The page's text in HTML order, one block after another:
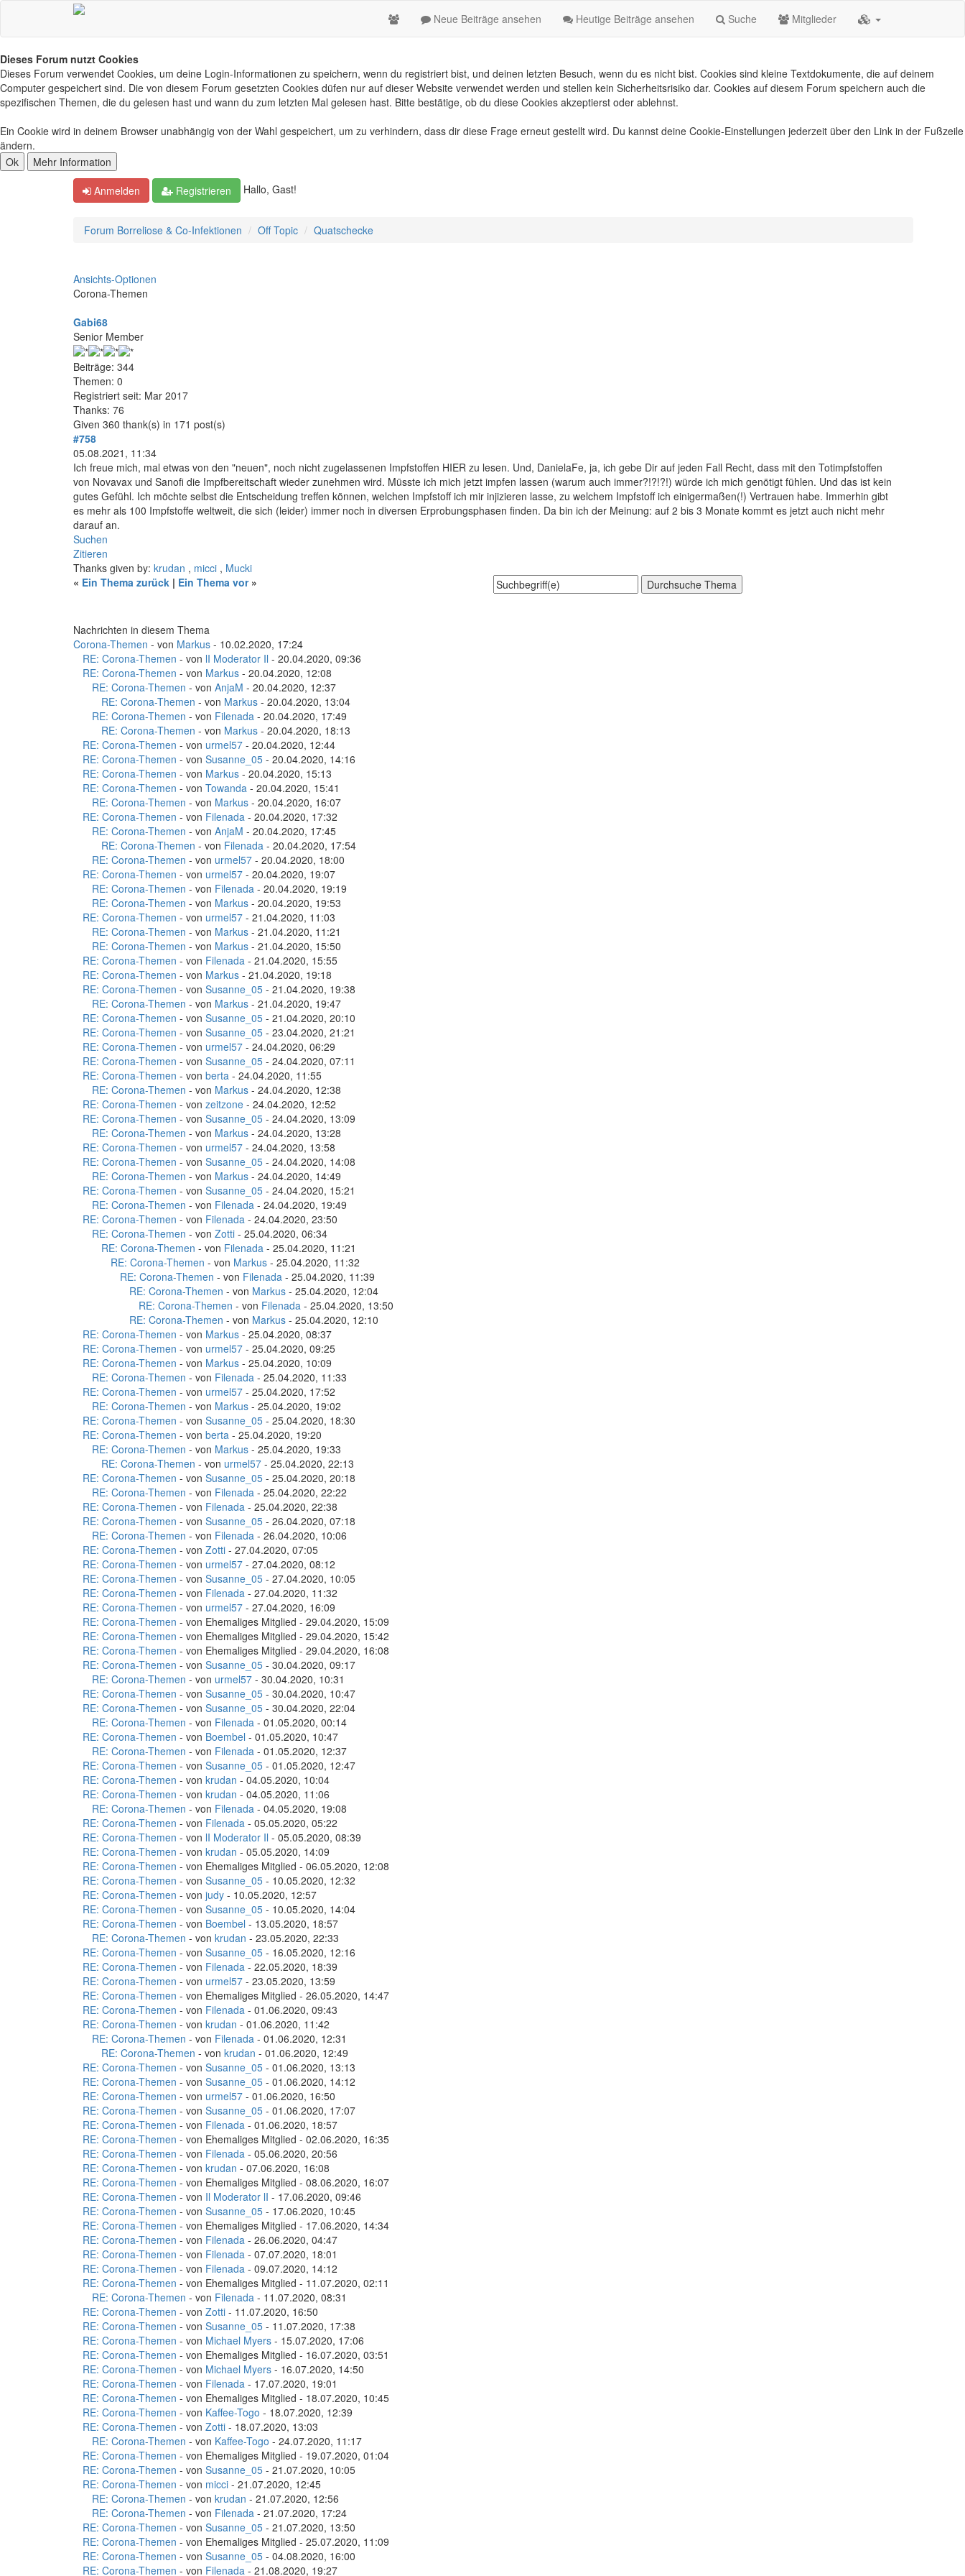
Neue Beiträge ansehen Heutige Beiträge ansehen Suche Mitglieder
Dieses Forum nutzt Cookies
Dieses Forum verwendet Cookies, um deine Login-Informationen zu speichern, wenn du registriert bist, und deinen letzten Besuch, wenn du es nicht bist. Cookies sind kleine Textdokumente, die auf deinem
Computer gespeichert sind. Die von diesem Forum gesetzten Cookies düfen nur auf dieser Website verwendet werden und stellen kein Sicherheitsrisiko dar. Cookies auf diesem Forum speichern auch die
spezifischen Themen, die du gelesen hast und wann du zum letzten Mal gelesen hast. Bitte bestätige, ob du diese Cookies akzeptierst oder ablehnst.
Ein Cookie wird in deinem Browser unabhängig von der Wahl gespeichert, um zu verhindern, dass dir diese Frage erneut gestellt wird. Du kannst deine Cookie-Einstellungen jederzeit über den Link in der Fußzeile
ändern.
Anmelden Registrieren Hallo, Gast!
Forum Borreliose & Co-Infektionen Off Topic Quatschecke
Ansichts-Optionen
Corona-Themen
Gabi68
Senior Member
Beiträge: 344
Themen: 0
Registriert seit: Mar 2017
Thanks: 76
Given 360 thank(s) in 171 post(s)
#758
05.08.2021, 11:34
Ich freue mich, mal etwas von den "neuen", noch nicht zugelassenen Impfstoffen HIER zu lesen. Und, DanielaFe, ja, ich gebe Dir auf jeden Fall Recht, dass mit den Totimpfstoffen
von Novavax und Sanofi die Impfbereitschaft wieder zunehmen wird. Müsste ich mich jetzt impfen lassen (warum auch immer?!?!?!) würde ich mich genötigt fühlen. Und das ist kein
gutes Gefühl. Ich möchte selbst die Entscheidung treffen können, welchen Impfstoff ich mir injizieren lasse, zu welchem Impfstoff ich einigermaßen(!) Vertrauen habe. Immerhin gibt
es mehr als 100 Impfstoffe weltweit, die sich (leider) immer noch in diversen Erprobungsphasen finden. Da bin ich der Meinung: auf 2 bis 3 Monate kommt es jetzt auch nicht mehr
darauf an.
Suchen
Zitieren
Thanks given by: krudan , micci , Mucki
« Ein Thema zurück | Ein Thema vor»
Nachrichten in diesem Thema
Corona-Themen - von Markus - 10.02.2020, 17:24
RE: Corona-Themen - von lI Moderator Il - 20.04.2020, 09:36
RE: Corona-Themen - von Markus - 20.04.2020, 12:08
RE: Corona-Themen - von AnjaM - 20.04.2020, 12:37
RE: Corona-Themen - von Markus - 20.04.2020, 13:04
RE: Corona-Themen - von Filenada - 20.04.2020, 17:49
RE: Corona-Themen - von Markus - 20.04.2020, 18:13
RE: Corona-Themen - von urmel57 - 20.04.2020, 12:44
RE: Corona-Themen - von Susanne_05 - 20.04.2020, 14:16
RE: Corona-Themen - von Markus - 20.04.2020, 15:13
RE: Corona-Themen - von Towanda - 20.04.2020, 15:41
RE: Corona-Themen - von Markus - 20.04.2020, 16:07
RE: Corona-Themen - von Filenada - 20.04.2020, 17:32
RE: Corona-Themen - von AnjaM - 20.04.2020, 17:45
RE: Corona-Themen - von Filenada - 20.04.2020, 17:54
RE: Corona-Themen - von urmel57 - 20.04.2020, 18:00
RE: Corona-Themen - von urmel57 - 20.04.2020, 19:07
RE: Corona-Themen - von Filenada - 20.04.2020, 19:19
RE: Corona-Themen - von Markus - 20.04.2020, 19:53
RE: Corona-Themen - von urmel57 - 21.04.2020, 11:03
RE: Corona-Themen - von Markus - 21.04.2020, 11:21
RE: Corona-Themen - von Markus - 21.04.2020, 15:50
RE: Corona-Themen - von Filenada - 21.04.2020, 15:55
RE: Corona-Themen - von Markus - 21.04.2020, 19:18
RE: Corona-Themen - von Susanne_05 - 21.04.2020, 19:38
RE: Corona-Themen - von Markus - 21.04.2020, 19:47
RE: Corona-Themen - von Susanne_05 - 21.04.2020, 20:10
RE: Corona-Themen - von Susanne_05 - 23.04.2020, 21:21
RE: Corona-Themen - von urmel57 - 24.04.2020, 06:29
RE: Corona-Themen - von Susanne_05 - 24.04.2020, 07:11
RE: Corona-Themen - von berta - 24.04.2020, 11:55
RE: Corona-Themen - von Markus - 24.04.2020, 12:38
RE: Corona-Themen - von zeitzone - 24.04.2020, 12:52
RE: Corona-Themen - von Susanne_05 - 24.04.2020, 13:09
RE: Corona-Themen - von Markus - 24.04.2020, 13:28
RE: Corona-Themen - von urmel57 - 24.04.2020, 13:58
RE: Corona-Themen - von Susanne_05 - 24.04.2020, 14:08
RE: Corona-Themen - von Markus - 24.04.2020, 14:49
RE: Corona-Themen - von Susanne_05 - 24.04.2020, 15:21
RE: Corona-Themen - von Filenada - 24.04.2020, 19:49
RE: Corona-Themen - von Filenada - 24.04.2020, 23:50
RE: Corona-Themen - von Zotti - 25.04.2020, 06:34
RE: Corona-Themen - von Filenada - 25.04.2020, 11:21
RE: Corona-Themen - von Markus - 25.04.2020, 11:32
RE: Corona-Themen - von Filenada - 25.04.2020, 11:39
RE: Corona-Themen - von Markus - 25.04.2020, 12:04
RE: Corona-Themen - von Filenada - 25.04.2020, 13:50
RE: Corona-Themen - von Markus - 25.04.2020, 12:10
RE: Corona-Themen - von Markus - 25.04.2020, 08:37
RE: Corona-Themen - von urmel57 - 25.04.2020, 09:25
RE: Corona-Themen - von Markus - 25.04.2020, 10:09
RE: Corona-Themen - von Filenada - 25.04.2020, 11:33
RE: Corona-Themen - von urmel57 - 25.04.2020, 17:52
RE: Corona-Themen - von Markus - 25.04.2020, 19:02
RE: Corona-Themen - von Susanne_05 - 25.04.2020, 18:30
RE: Corona-Themen - von berta - 25.04.2020, 19:20
RE: Corona-Themen - von Markus - 25.04.2020, 19:33
RE: Corona-Themen - von urmel57 - 25.04.2020, 22:13
RE: Corona-Themen - von Susanne_05 - 25.04.2020, 20:18
RE: Corona-Themen - von Filenada - 25.04.2020, 22:22
RE: Corona-Themen - von Filenada - 25.04.2020, 22:38
RE: Corona-Themen - von Susanne_05 - 26.04.2020, 07:18
RE: Corona-Themen - von Filenada - 26.04.2020, 10:06
RE: Corona-Themen - von Zotti - 27.04.2020, 07:05
RE: Corona-Themen - von urmel57 - 27.04.2020, 08:12
RE: Corona-Themen - von Susanne_05 - 27.04.2020, 10:05
RE: Corona-Themen - von Filenada - 27.04.2020, 11:32
RE: Corona-Themen - von urmel57 - 27.04.2020, 16:09
RE: Corona-Themen - von Ehemaliges Mitglied - 29.04.2020, 15:09
RE: Corona-Themen - von Ehemaliges Mitglied - 29.04.2020, 15:42
RE: Corona-Themen - von Ehemaliges Mitglied - 29.04.2020, 16:08
RE: Corona-Themen - von Susanne_05 - 30.04.2020, 09:17
RE: Corona-Themen - von urmel57 - 30.04.2020, 10:31
RE: Corona-Themen - von Susanne_05 - 30.04.2020, 10:47
RE: Corona-Themen - von Susanne_05 - 30.04.2020, 22:04
RE: Corona-Themen - von Filenada - 01.05.2020, 00:14
RE: Corona-Themen - von Boembel - 01.05.2020, 10:47
RE: Corona-Themen - von Filenada - 01.05.2020, 12:37
RE: Corona-Themen - von Susanne_05 - 01.05.2020, 12:47
RE: Corona-Themen - von krudan - 04.05.2020, 10:04
RE: Corona-Themen - von krudan - 04.05.2020, 11:06
RE: Corona-Themen - von Filenada - 04.05.2020, 19:08
RE: Corona-Themen - von Filenada - 05.05.2020, 05:22
RE: Corona-Themen - von lI Moderator Il - 05.05.2020, 08:39
RE: Corona-Themen - von krudan - 05.05.2020, 14:09
RE: Corona-Themen - von Ehemaliges Mitglied - 06.05.2020, 12:08
RE: Corona-Themen - von Susanne_05 - 10.05.2020, 12:32
RE: Corona-Themen - von judy - 10.05.2020, 12:57
RE: Corona-Themen - von Susanne_05 - 10.05.2020, 14:04
RE: Corona-Themen - von Boembel - 13.05.2020, 18:57
RE: Corona-Themen - von krudan - 23.05.2020, 22:33
RE: Corona-Themen - von Susanne_05 - 16.05.2020, 12:16
RE: Corona-Themen - von Filenada - 22.05.2020, 18:39
RE: Corona-Themen - von urmel57 - 23.05.2020, 13:59
RE: Corona-Themen - von Ehemaliges Mitglied - 26.05.2020, 14:47
RE: Corona-Themen - von Filenada - 01.06.2020, 09:43
RE: Corona-Themen - von krudan - 01.06.2020, 11:42
RE: Corona-Themen - von Filenada - 01.06.2020, 12:31
RE: Corona-Themen - von krudan - 01.06.2020, 12:49
RE: Corona-Themen - von Susanne_05 - 01.06.2020, 13:13
RE: Corona-Themen - von Susanne_05 - 01.06.2020, 14:12
RE: Corona-Themen - von urmel57 - 01.06.2020, 16:50
RE: Corona-Themen - von Susanne_05 - 01.06.2020, 17:07
RE: Corona-Themen - von Filenada - 01.06.2020, 18:57
RE: Corona-Themen - von Ehemaliges Mitglied - 02.06.2020, 16:35
RE: Corona-Themen - von Filenada - 05.06.2020, 20:56
RE: Corona-Themen - von krudan - 07.06.2020, 16:08
RE: Corona-Themen - von Ehemaliges Mitglied - 08.06.2020, 16:07
RE: Corona-Themen - von Il Moderator lI - 17.06.2020, 09:46
RE: Corona-Themen - von Susanne_05 - 17.06.2020, 10:45
RE: Corona-Themen - von Ehemaliges Mitglied - 17.06.2020, 14:34
RE: Corona-Themen - von Filenada - 26.06.2020, 04:47
RE: Corona-Themen - von Filenada - 07.07.2020, 18:01
RE: Corona-Themen - von Filenada - 09.07.2020, 14:12
RE: Corona-Themen - von Ehemaliges Mitglied - 11.07.2020, 02:11
RE: Corona-Themen - von Filenada - 11.07.2020, 08:31
RE: Corona-Themen - von Zotti - 11.07.2020, 16:50
RE: Corona-Themen - von Susanne_05 - 11.07.2020, 17:38
RE: Corona-Themen - von Michael Myers - 15.07.2020, 17:06
RE: Corona-Themen - von Ehemaliges Mitglied - 16.07.2020, 03:51
RE: Corona-Themen - von Michael Myers - 16.07.2020, 14:50
RE: Corona-Themen - von Filenada - 17.07.2020, 19:01
RE: Corona-Themen - von Ehemaliges Mitglied - 18.07.2020, 10:45
RE: Corona-Themen - von Kaffee-Togo - 18.07.2020, 12:39
RE: Corona-Themen - von Zotti - 18.07.2020, 13:03
RE: Corona-Themen - von Kaffee-Togo - 24.07.2020, 11:17
RE: Corona-Themen - von Ehemaliges Mitglied - 19.07.2020, 01:04
RE: Corona-Themen - von Susanne_05 - 21.07.2020, 10:05
RE: Corona-Themen - von micci - 21.07.2020, 12:45
RE: Corona-Themen - von krudan - 21.07.2020, 12:56
RE: Corona-Themen - von Filenada - 21.07.2020, 17:24
RE: Corona-Themen - von Susanne_05 - 21.07.2020, 13:50
RE: Corona-Themen - von Ehemaliges Mitglied - 25.07.2020, 11:09
RE: Corona-Themen - von Susanne_05 - 04.08.2020, 16:00
RE: Corona-Themen - von Filenada - 21.08.2020, 19:27